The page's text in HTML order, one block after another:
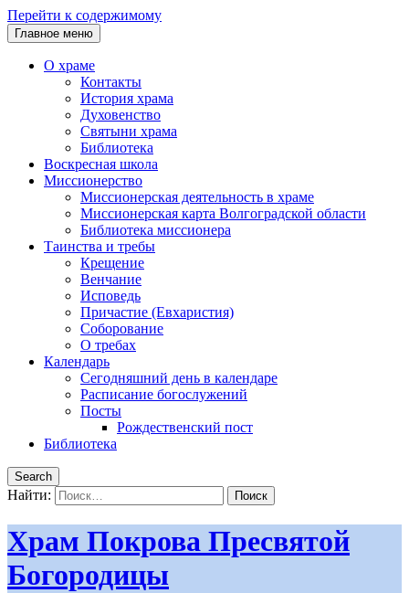
Перейти к содержимому
Главное меню
О храме
Контакты
История храма
Духовенство
Святыни храма
Библиотека
Воскресная школа
Миссионерство
Миссионерская деятельность в храме
Миссионерская карта Волгоградской области
Библиотека миссионера
Таинства и требы
Крещение
Венчание
Исповедь
Причастие (Евхаристия)
Соборование
О требах
Календарь
Сегодняшний день в календаре
Расписание богослужений
Посты
Рождественский пост
Библиотека
Search
Найти:
Храм Покрова Пресвятой
Богородицы